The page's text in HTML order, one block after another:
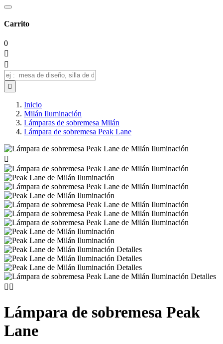
Carrito
0



Inicio
Milán Iluminación
Lámparas de sobremesa Milán
Lámpara de sobremesa Peak Lane

 
Lámpara de sobremesa Peak
Lane